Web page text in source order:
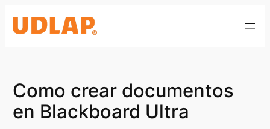
Como crear documentos
en Blackboard Ultra